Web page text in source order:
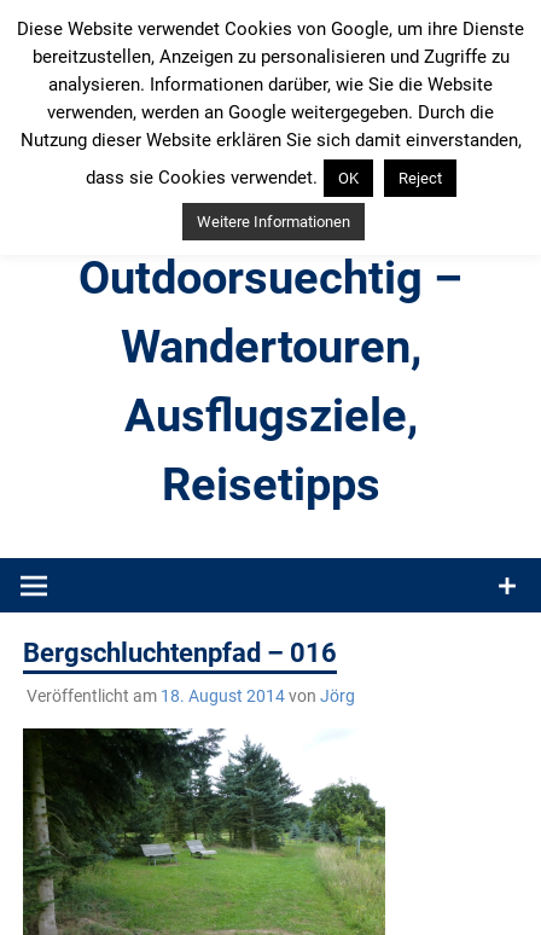
Inhalt
springen
Outdoorsuechtig –
Wandertouren,
Ausflugsziele,
Reisetipps
Produkttests und Buchrezensionen. Ein Blog für alle, die gern
Bergschluchtenpfad – 016
Veröffentlicht am 18. August 2014von Jörg
Diese Website verwendet Cookies von Google, um ihre Dienste
bereitzustellen, Anzeigen zu personalisieren und Zugriffe zu
analysieren. Informationen darüber, wie Sie die Website
verwenden, werden an Google weitergegeben. Durch die
Nutzung dieser Website erklären Sie sich damit einverstanden,
dass sie Cookies verwendet.
OK Reject
Weitere Informationen